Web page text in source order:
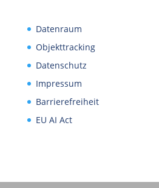
Datenraum
Objekttracking
Datenschutz
Impressum
Barrierefreiheit
EU AI Act